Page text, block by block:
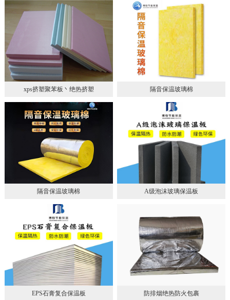
xps挤塑聚苯板丶绝热挤塑 隔音保温玻璃棉
隔音保温玻璃棉 A级泡沫玻璃保温板
EPS石膏复合保温板 防排烟绝热防火包裹